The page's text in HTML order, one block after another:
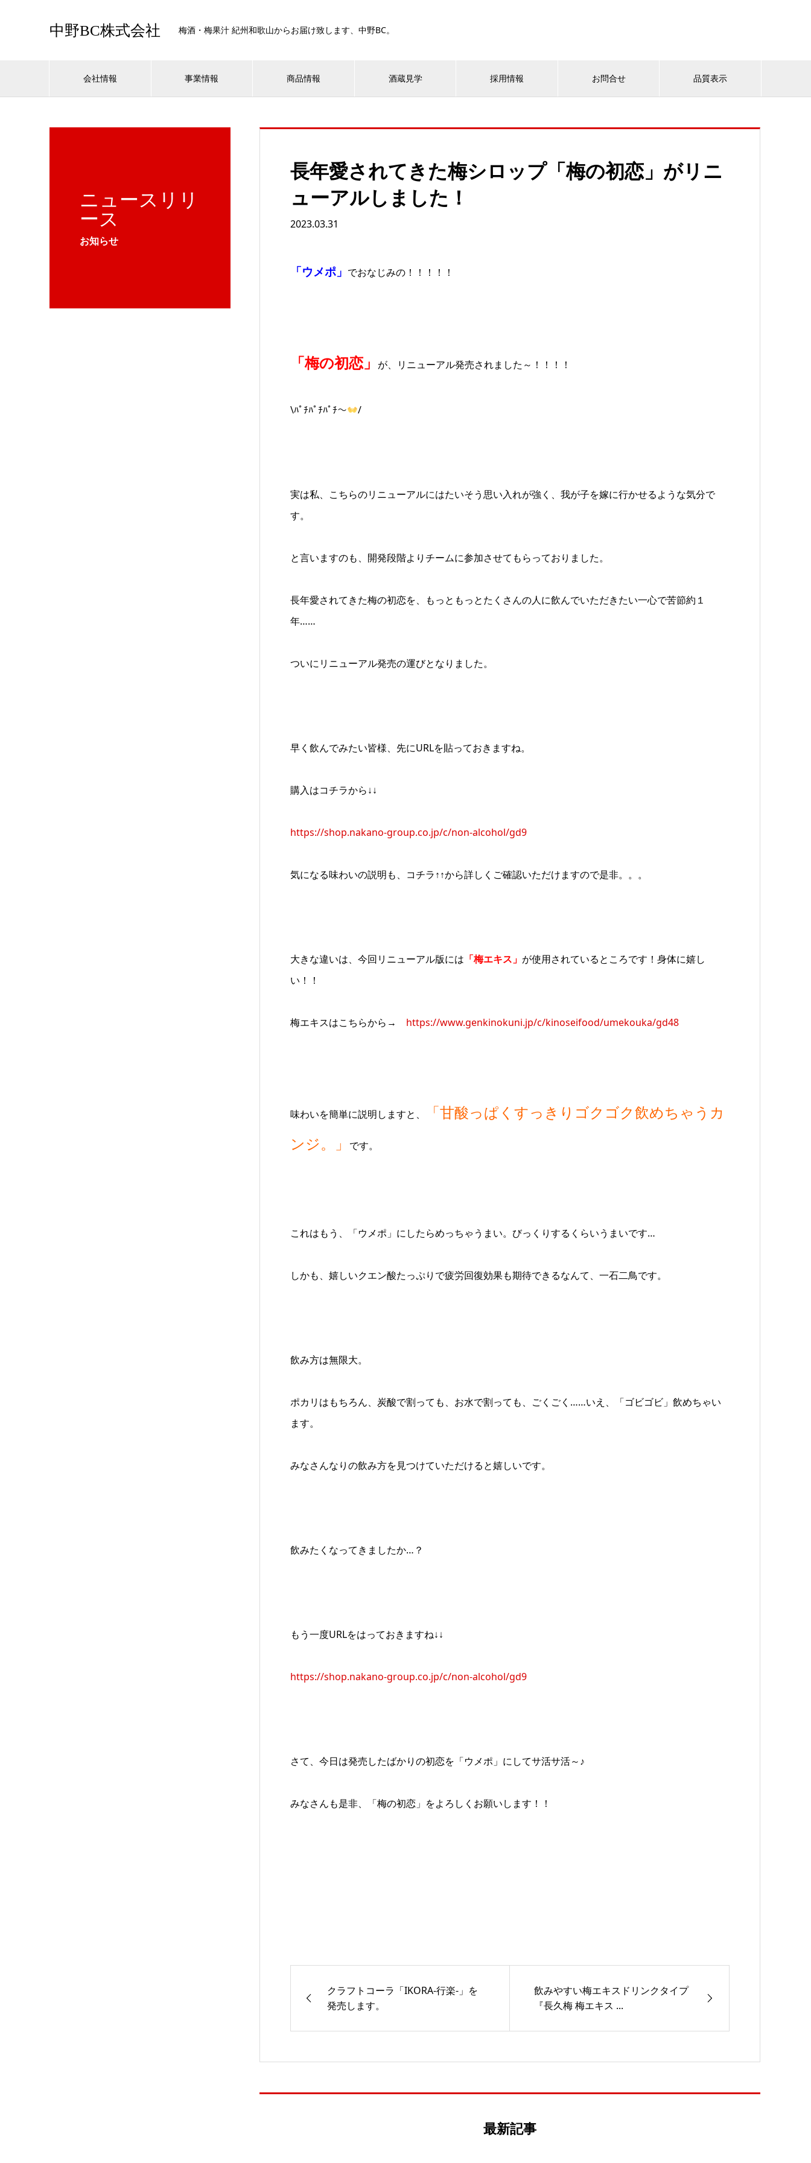
中野BC株式会社 梅酒・梅果汁 紀州和歌山からお届け致します、中野BC。
会社情報 事業情報 商品情報 酒蔵見学 採用情報 お問合せ 品質表示
ニュースリリ
ース
お知らせ
長年愛されてきた梅シロップ「梅の初恋」がリニ
ューアルしました！
2023.03.31
「ウメポ」 でおなじみの！！！！！
「梅の初恋」 が、リニューアル発売されました～！！！！
\ﾊﾟﾁﾊﾟﾁﾊﾟﾁ～ /
実は私、こちらのリニューアルにはたいそう思い入れが強く、我が子を嫁に行かせるような気分で
す。
と言いますのも、開発段階よりチームに参加させてもらっておりました。
長年愛されてきた梅の初恋を、もっともっとたくさんの人に飲んでいただきたい一心で苦節約１
年……
ついにリニューアル発売の運びとなりました。
早く飲んでみたい皆様、先にURLを貼っておきますね。
購入はコチラから↓↓
https://shop.nakano-group.co.jp/c/non-alcohol/gd9
気になる味わいの説明も、コチラ↑↑から詳しくご確認いただけますので是非。。。
大きな違いは、今回リニューアル版には 「梅エキス」 が使用されているところです！身体に嬉し
い！！
梅エキスはこちらから→ https://www.genkinokuni.jp/c/kinoseifood/umekouka/gd48
味わいを簡単に説明しますと、
「甘酸っぱくすっきりゴクゴク飲めちゃうカ
ンジ。」
です。
これはもう、「ウメポ」にしたらめっちゃうまい。びっくりするくらいうまいです…
しかも、嬉しいクエン酸たっぷりで疲労回復効果も期待できるなんて、一石二鳥です。
飲み方は無限大。
ポカリはもちろん、炭酸で割っても、お水で割っても、ごくごく……いえ、「ゴビゴビ」飲めちゃい
ます。
みなさんなりの飲み方を見つけていただけると嬉しいです。
飲みたくなってきましたか…？
もう一度URLをはっておきますね↓↓
https://shop.nakano-group.co.jp/c/non-alcohol/gd9
さて、今日は発売したばかりの初恋を「ウメポ」にしてサ活サ活～♪
みなさんも是非、「梅の初恋」をよろしくお願いします！！
クラフトコーラ「IKORA-行楽-」を
発売します。
飲みやすい梅エキスドリンクタイプ
『長久梅 梅エキス ...
最新記事